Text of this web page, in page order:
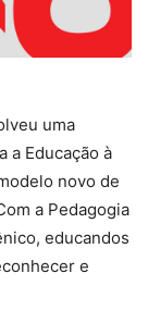
uma
a Educação à
novo de
a Pedagogia
educandos
e